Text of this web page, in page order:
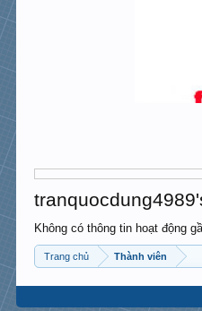
Không có thông tin hoạt động
Trang chủ Thành viên